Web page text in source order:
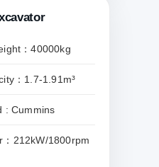
：40000kg
：1.7-1.91m³
: Cummins
212kW/1800rpm